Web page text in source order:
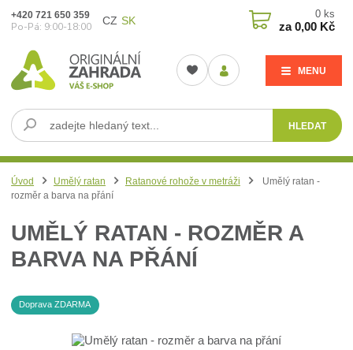
CZ SK
MENU
HLEDAT
+420 721 650 359
Po-Pá: 9:00-18:00
0 ks
za0,00 Kč
Úvod Umělý ratan Ratanové rohože v metráži
Umělý ratan -
rozměr a barva na přání
UMĚLÝ RATAN - ROZMĚR A
BARVA NA PŘÁNÍ
Doprava ZDARMA